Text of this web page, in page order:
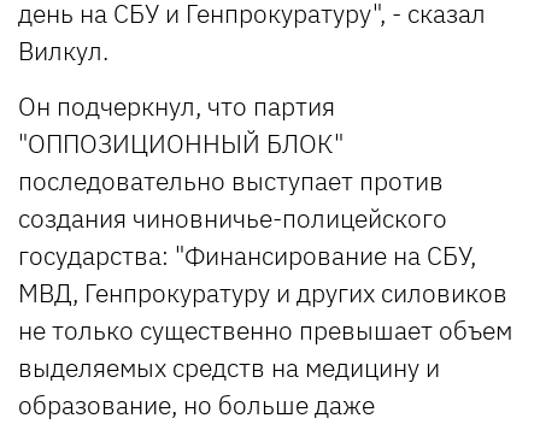
день на СБУ и Генпрокуратуру", - сказал
Вилкул.
Он подчеркнул, что партия
"ОППОЗИЦИОННЫЙ БЛОК"
последовательно выступает против
создания чиновничье-полицейского
государства: "Финансирование на СБУ,
МВД, Генпрокуратуру и других силовиков
не только существенно превышает объем
выделяемых средств на медицину и
образование, но больше даже